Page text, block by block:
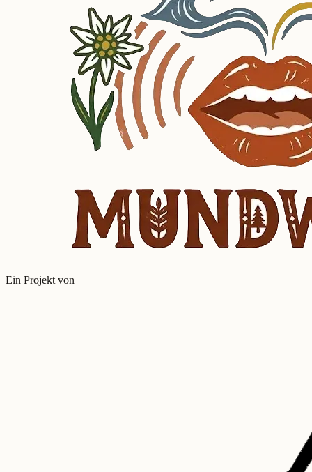
Ein Projekt von